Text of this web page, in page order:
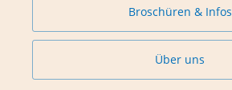
Broschüren & Infos
Über uns